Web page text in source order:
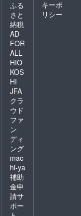
ふる
さと
納税
AD
FOR
ALL
HIO
KOS
HI
JFA
クラ
ウド
ファ
ン
ディ
ング
mac
hi-ya
補助
金申
請サ
ポー
キーポ
リシー